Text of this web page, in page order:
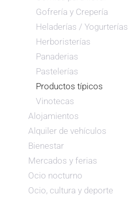
Gofrería y Crepería
Heladerías / Yogurterías
Herboristerías
Panaderias
Pastelerías
Productos típicos
Vinotecas
Alojamientos
Alquiler de vehículos
Bienestar
Mercados y ferias
Ocio nocturno
Ocio, cultura y deporte